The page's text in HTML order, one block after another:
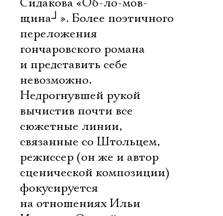
Сидакова «Об-ло-мов-
щина┘ ». Более поэтичного
переложения
гончаровского романа
и представить себе
невозможно.
Недрогнувшей рукой
вычистив почти все
сюжетные линии,
связанные со Штольцем,
режиссер (он же и автор
сценической композиции)
фокусируется
на отношениях Ильи